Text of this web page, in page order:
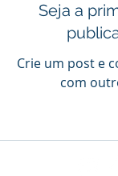
Seja a
Crie um post e
com